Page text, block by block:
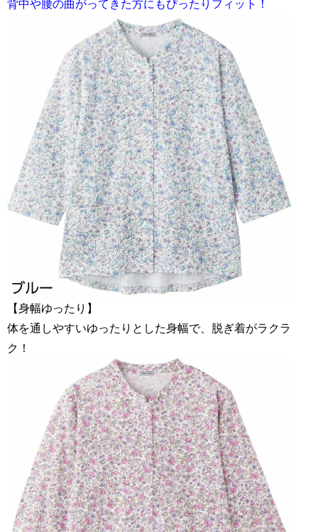
背中や腰の曲がってきた方にもぴったりフィット！
【身幅ゆったり】
体を通しやすいゆったりとした身幅で、脱ぎ着がラクラ
ク！